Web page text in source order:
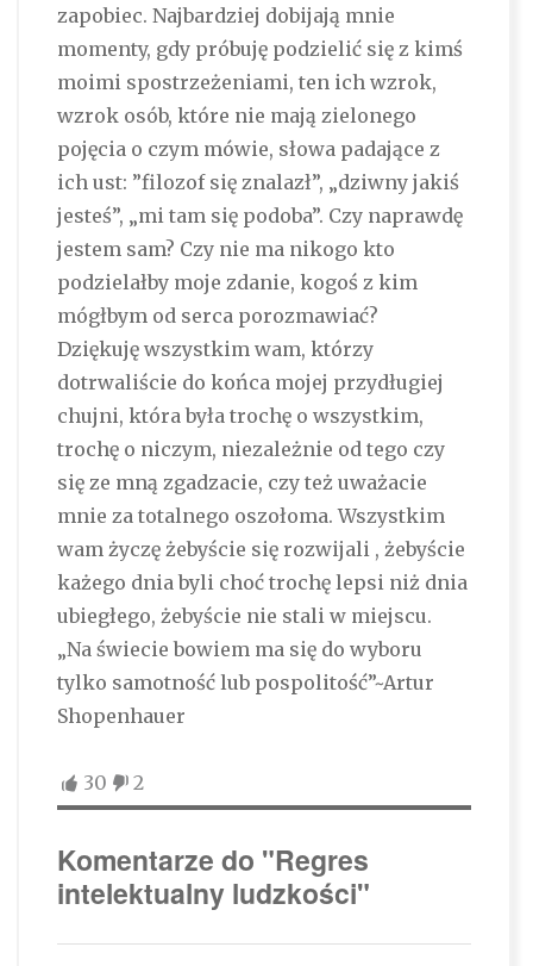
zapobiec. Najbardziej dobijają mnie
momenty, gdy próbuję podzielić się z kimś
moimi spostrzeżeniami, ten ich wzrok,
wzrok osób, które nie mają zielonego
pojęcia o czym mówie, słowa padające z
ich ust: ”filozof się znalazł”, „dziwny jakiś
jesteś”, „mi tam się podoba”. Czy naprawdę
jestem sam? Czy nie ma nikogo kto
podzielałby moje zdanie, kogoś z kim
mógłbym od serca porozmawiać?
Dziękuję wszystkim wam, którzy
dotrwaliście do końca mojej przydługiej
chujni, która była trochę o wszystkim,
trochę o niczym, niezależnie od tego czy
się ze mną zgadzacie, czy też uważacie
mnie za totalnego oszołoma. Wszystkim
wam życzę żebyście się rozwijali , żebyście
każego dnia byli choć trochę lepsi niż dnia
ubiegłego, żebyście nie stali w miejscu.
„Na świecie bowiem ma się do wyboru
tylko samotność lub pospolitość”~Artur
Shopenhauer
30 2
Komentarze do "Regres
intelektualny ludzkości"